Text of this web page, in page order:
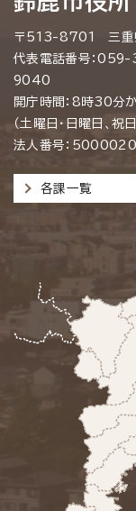
〒513-8701 三重
代表電話番号：
9040
開庁時間：8時30分
（土曜日・日曜日、
法人番号：
各課一覧